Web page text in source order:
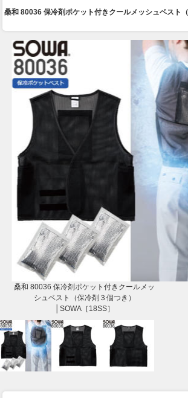
桑和 80036 保冷剤ポケット付きクールメッシュベスト（
桑和 80036 保冷剤ポケット付きクールメッ
シュベスト（保冷剤３個つき）
│SOWA［18SS］